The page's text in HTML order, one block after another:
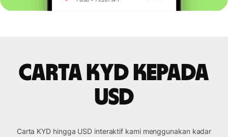
Carta KYD kepada
USD
Carta KYD hingga USD interaktif kami menggunakan kadar